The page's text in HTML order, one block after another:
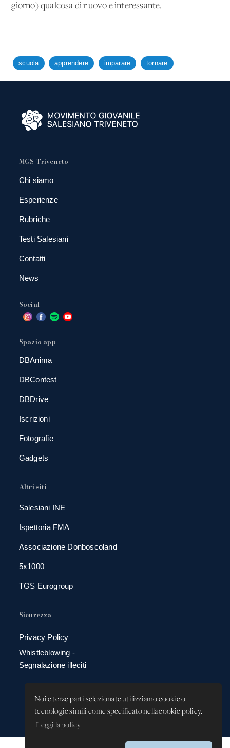
Noi e terze parti selezionate utilizziamo cookie o
tecnologie simili come specificato nella cookie policy.
Leggi la policy
giorno) qualcosa di nuovo e interessante.
scuola apprendere imparare tornare
MGS Triveneto
Chi siamo
Esperienze
Rubriche
Testi Salesiani
Contatti
News
Social
Spazio app
DBAnima
DBContest
DBDrive
Iscrizioni
Fotografie
Gadgets
Altri siti
Salesiani INE
Ispettoria FMA
Associazione Donboscoland
5x1000
TGS Eurogroup
Sicurezza
Privacy Policy
Whistleblowing -
Segnalazione illeciti